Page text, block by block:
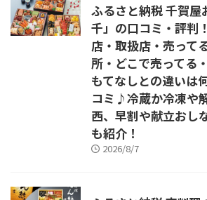
ふるさと納税 千賀屋
千」の口コミ・評判
店・取扱店・売って
所・どこで売ってる
もてなしとの違いは
コミ♪冷蔵か冷凍や
西、早割や献立おし
も紹介！
2026/8/7